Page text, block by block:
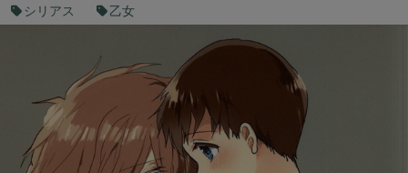
シリアス
乙女